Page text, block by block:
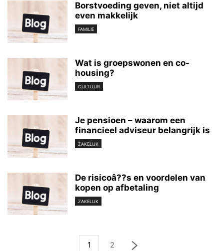
Borstvoeding geven, niet altijd
even makkelijk
FAMILIE
Wat is groepswonen en co-
housing?
CULTUUR
Je pensioen – waarom een
financieel adviseur belangrijk is
ZAKELIJK
De risicoâ??s en voordelen van
kopen op afbetaling
ZAKELIJK
1 2